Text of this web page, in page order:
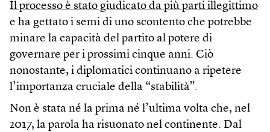
Il processo è stato giudicato da più parti illegittimo
e ha gettato i semi di uno scontento che potrebbe
minare la capacità del partito al potere di
governare per i prossimi cinque anni. Ciò
nonostante, i diplomatici continuano a ripetere
l’importanza cruciale della “stabilità”.
Non è stata né la prima né l’ultima volta che, nel
2017, la parola ha risuonato nel continente. Dal